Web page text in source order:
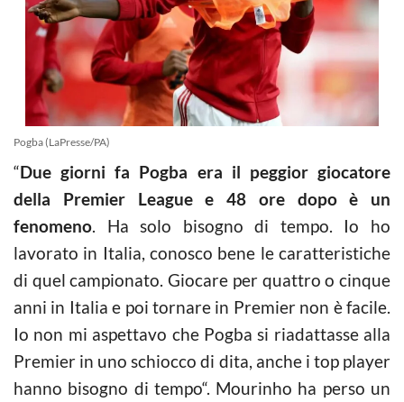
Pogba (LaPresse/PA)
“Due giorni fa Pogba era il peggior giocatore
della Premier League e 48 ore dopo è un
fenomeno. Ha solo bisogno di tempo. Io ho
lavorato in Italia, conosco bene le caratteristiche
di quel campionato. Giocare per quattro o cinque
anni in Italia e poi tornare in Premier non è facile.
Io non mi aspettavo che Pogba si riadattasse alla
Premier in uno schiocco di dita, anche i top player
hanno bisogno di tempo“. Mourinho ha perso un